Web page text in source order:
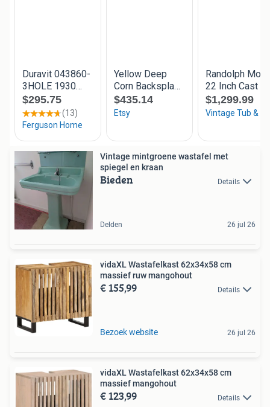
Vintage mintgroene wastafel met
spiegel en kraan
Bieden Details
Delden 26 jul 26
vidaXL Wastafelkast 62x34x58 cm
massief ruw mangohout
€ 155,99 Details
Bezoek website 26 jul 26
vidaXL Wastafelkast 62x34x58 cm
massief mangohout
€ 123,99 Details